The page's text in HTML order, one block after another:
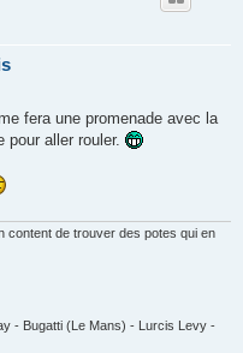
fera une promenade avec la
aller rouler.
content de trouver des potes qui en
- Bugatti (Le Mans) - Lurcis Levy -